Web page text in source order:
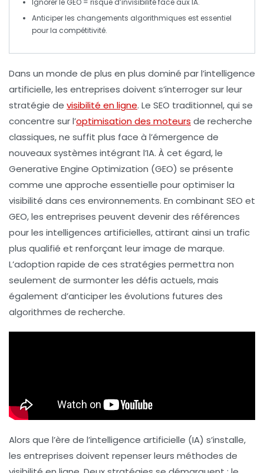
Ignorer le GEO = risque d’invisibilitéface auxIA.
Anticiper les changements algorithmiques est essentiel
pour la compétitivité.
Dans un monde de plus en plus dominé par l’intelligence
artificielle, les entreprises doivent s’interroger sur leur
stratégie de visibilité en ligne. Le SEO traditionnel, qui se
concentre sur l’optimisation des moteurs de recherche
classiques, ne suffit plus face à l’émergence de
nouveaux systèmes intégrant l’IA. À cet égard,le
Generative Engine Optimization (GEO) se présente
comme une approche essentielle pour optimiser la
visibilité dans ces environnements. En combinant SEO et
GEO, les entreprises peuvent devenir des références
pour les intelligences artificielles, attirant ainsi un trafic
plus qualifié et renforçant leur image de marque.
L’adoption rapide de ces stratégies permettra non
seulement de surmonter les défis actuels, mais
également d’anticiper les évolutions futures des
algorithmes de recherche.
Alors que l’ère de l’intelligence artificielle (IA) s’installe,
les entreprises doivent repenser leurs méthodes de